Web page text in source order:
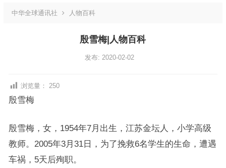
中华全球通讯社 人物百科
殷雪梅|人物百科
发布: 2020-02-02
浏览量： 250
殷雪梅
殷雪梅，女，1954年7月出生，江苏金坛人，小学高级
教师。2005年3月31日，为了挽救6名学生的生命，遭遇
车祸，5天后殉职。